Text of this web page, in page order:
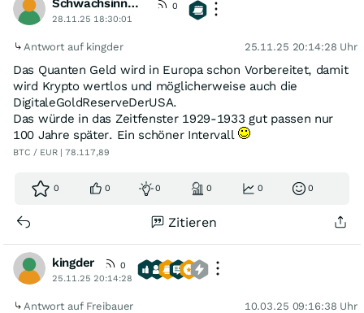
Schwachsinn0815
0
28.11.25 18:30:01
Antwort auf kingder 25.11.25 20:14:28 Uhr
Das Quanten Geld wird in Europa schon Vorbereitet, damit
wird Krypto wertlos und möglicherweise auch die
DigitaleGoldReserveDerUSA.
Das würde in das Zeitfenster 1929-1933 gut passen nur
100 Jahre später. Ein schöner Intervall
BTC / EUR | 78.117,89
0 0 0 0 0 0
Zitieren
kingder
0
25.11.25 20:14:28
Antwort auf Freibauer 10.03.25 09:16:38 Uhr